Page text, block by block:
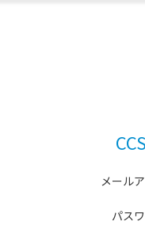
メール
パス